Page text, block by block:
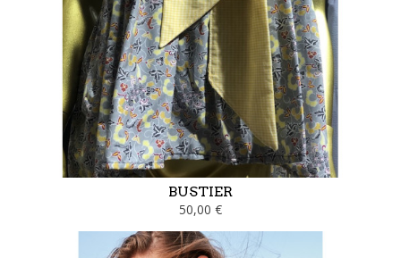
BUSTIER
50,00 €